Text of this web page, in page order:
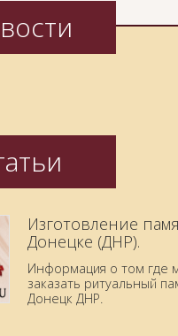
Изготовление
Донецке (ДНР).
Информация о том где
заказать ритуальный
Донецк ДНР.